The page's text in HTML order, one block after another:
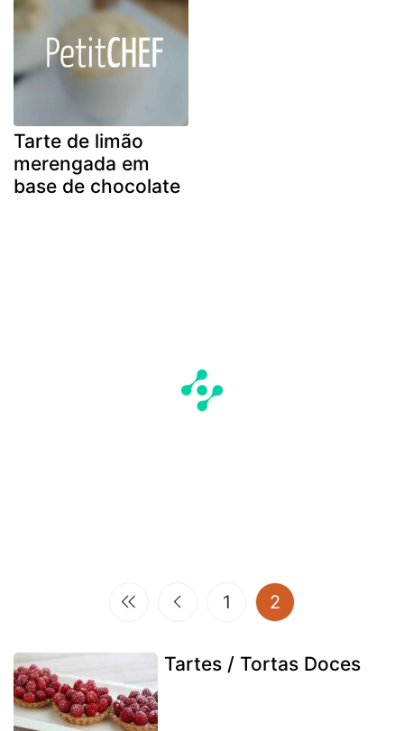
Tarte de limão
merengada em
base de chocolate
1 2 (current)
Tartes / Tortas Doces